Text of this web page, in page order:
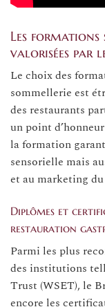
Les formations
valorisées par
Le choix des
sommellerie est
des restaurants
un point
la formation
sensorielle mais
et au marketing
Diplômes et
restauration
Parmi les plus
des institutions
Trust (WSET), le
encore les